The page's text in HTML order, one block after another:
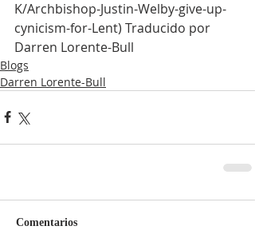
K/Archbishop-Justin-Welby-give-up-
cynicism-for-Lent) Traducido por
Darren Lorente-Bull
Blogs
Darren Lorente-Bull
Comentarios